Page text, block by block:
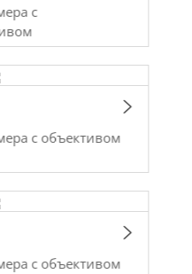
с
с объективом
с объективом